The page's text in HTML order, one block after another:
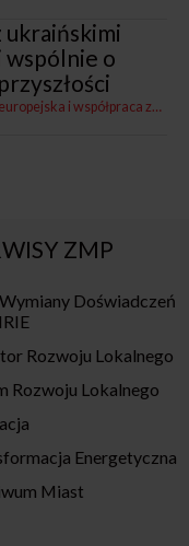
ukraińskimi
wspólnie o
Polityka europejska i współpraca zagraniczna
ZMP
Doświadczeń
Rozwoju Lokalnego
Rozwoju Lokalnego
Energetyczna
Miast